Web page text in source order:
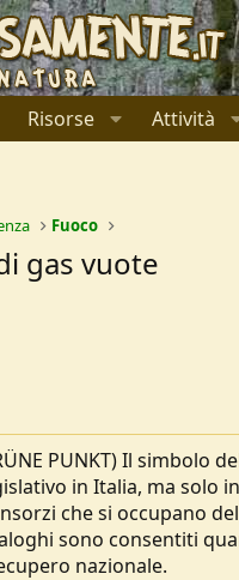
Risorse Attività
Fuoco
gas vuote
PUNKT) Il simbolo
in Italia, ma solo
che si occupano
sono consentiti
nazionale.